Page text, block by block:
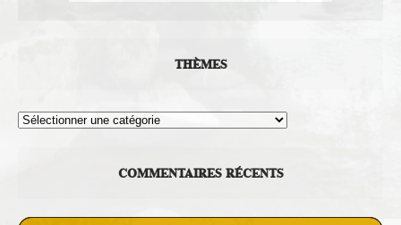
THÈMES
Thèmes
COMMENTAIRES RÉCENTS